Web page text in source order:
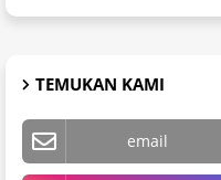
TEMUKAN KAMI
email